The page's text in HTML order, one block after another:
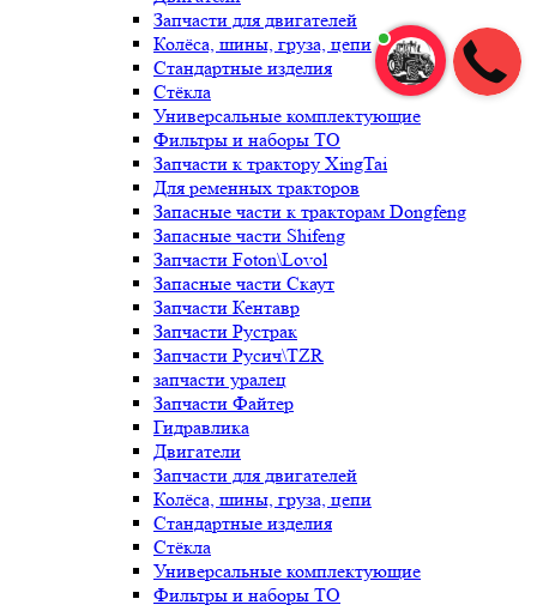
Запчасти для двигателей
Колёса, шины, груза, цепи
Стандартные изделия
Стёкла
Универсальные комплектующие
Фильтры и наборы ТО
Запчасти к трактору XingTai
Для ременных тракторов
Запасные части к тракторам Dongfeng
Запасные части Shifeng
Запчасти Foton\Lovol
Запасные части Скаут
Запчасти Кентавр
Запчасти Рустрак
Запчасти Русич\TZR
запчасти уралец
Запчасти Файтер
Гидравлика
Двигатели
Запчасти для двигателей
Колёса, шины, груза, цепи
Стандартные изделия
Стёкла
Универсальные комплектующие
Фильтры и наборы ТО